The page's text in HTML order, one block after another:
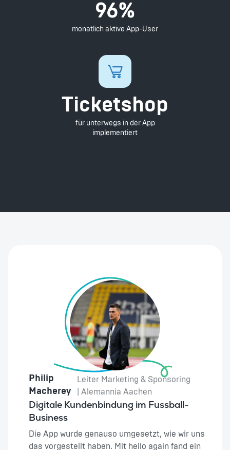
96%
monatlich aktive App-User
Ticketshop
für unterwegs in der App
implementiert
Philip
Macherey
Leiter Marketing & Sponsoring
| Alemannia Aachen
Digitale Kundenbindung im Fussball-
Business
Die App wurde genauso umgesetzt, wie wir uns
das vorgestellt haben. Mit hello again fand ein